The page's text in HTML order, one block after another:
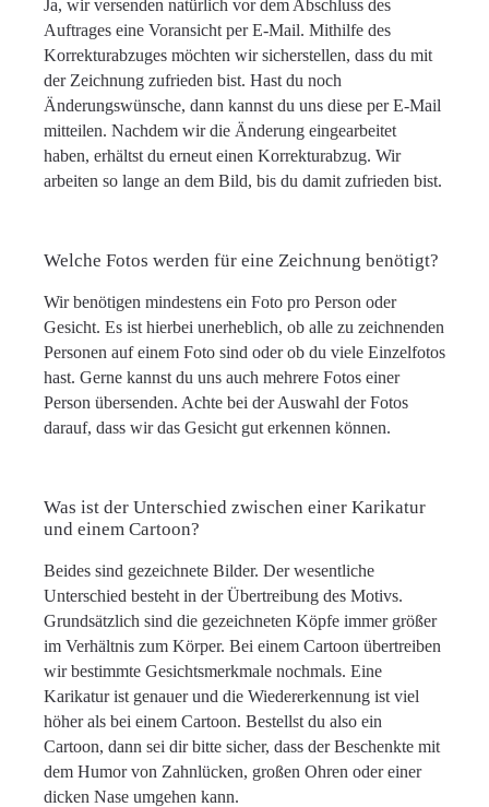
Ja, wir versenden natürlich vor dem Abschluss des
Auftrages eine Voransicht per E-Mail. Mithilfe des
Korrekturabzuges möchten wir sicherstellen, dass du mit
der Zeichnung zufrieden bist. Hast du noch
Änderungswünsche, dann kannst du uns diese per E-Mail
mitteilen. Nachdem wir die Änderung eingearbeitet
haben, erhältst du erneut einen Korrekturabzug. Wir
arbeiten so lange an dem Bild, bis du damit zufrieden bist.
Welche Fotos werden für eine Zeichnung benötigt?
Wir benötigen mindestens ein Foto pro Person oder
Gesicht. Es ist hierbei unerheblich, ob alle zu zeichnenden
Personen auf einem Foto sind oder ob du viele Einzelfotos
hast. Gerne kannst du uns auch mehrere Fotos einer
Person übersenden. Achte bei der Auswahl der Fotos
darauf, dass wir das Gesicht gut erkennen können.
Was ist der Unterschied zwischen einer Karikatur
und einem Cartoon?
Beides sind gezeichnete Bilder. Der wesentliche
Unterschied besteht in der Übertreibung des Motivs.
Grundsätzlich sind die gezeichneten Köpfe immer größer
im Verhältnis zum Körper. Bei einem Cartoon übertreiben
wir bestimmte Gesichtsmerkmale nochmals. Eine
Karikatur ist genauer und die Wiedererkennung ist viel
höher als bei einem Cartoon. Bestellst du also ein
Cartoon, dann sei dir bitte sicher, dass der Beschenkte mit
dem Humor von Zahnlücken, großen Ohren oder einer
dicken Nase umgehen kann.